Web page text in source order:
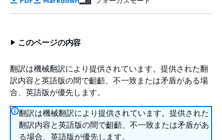
このページの内容
翻訳は機械翻訳により提供されています。提供された翻
訳内容と英語版の間で齟齬、不一致または矛盾がある場
合、英語版が優先します。
翻訳は機械翻訳により提供されています。提供された
翻訳内容と英語版の間で齟齬、不一致または矛盾があ
る場合、英語版が優先します。